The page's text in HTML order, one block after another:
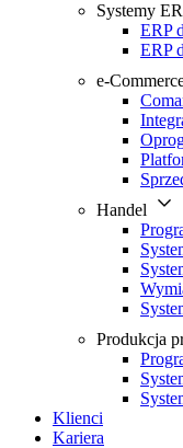
Systemy
ERP
ERP
e-
Handel
Produkcja
Klienci
Kariera